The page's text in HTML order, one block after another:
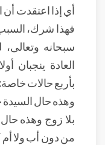
أي إذا اعتقدت
فهذا شرك،
سبحانه
العادة ينجبان
بأربع حالات
وهذه حال السيدة
بلا زوج وهذه
من دون أب ولا أم